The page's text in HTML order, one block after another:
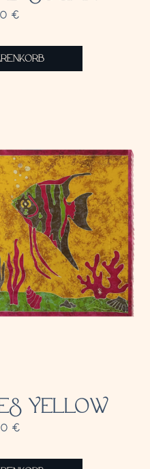
€
YELLOW
€